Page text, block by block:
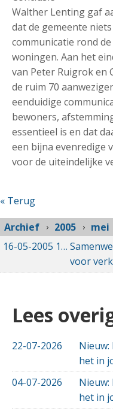
Walther Lenting gaf
dat de gemeente
communicatie rond
woningen. Aan het
van Peter Ruigrok en
de ruim 70
eenduidige
bewoners,
essentieel is en dat
een bijna evenredige
voor de uiteindelijke
« Terug
Archief
2005
mei
16-05-2005 16-05-2005 00:00
voor
Lees
22-07-2026
Nieuw:
het in
04-07-2026
Nieuw:
het in